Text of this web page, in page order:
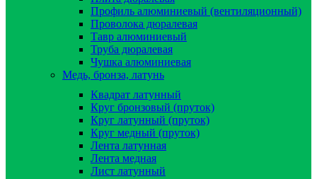
Профиль алюминиевый (вентиляционный)
Проволока дюралевая
Тавр алюминиевый
Труба дюралевая
Чушка алюминиевая
Медь, бронза, латунь
Квадрат латунный
Круг бронзовый (пруток)
Круг латунный (пруток)
Круг медный (пруток)
Лента латунная
Лента медная
Лист латунный